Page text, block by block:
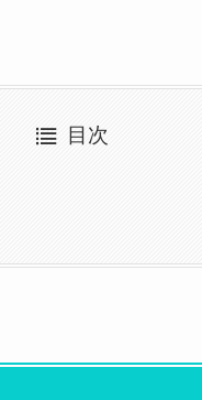
目次